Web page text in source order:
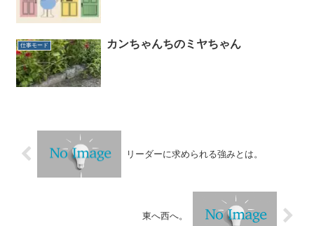
仕事モード カンちゃんちのミヤちゃん
リーダーに求められる強みとは。
東へ西へ。